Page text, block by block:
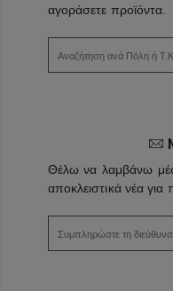
αγοράσετε προϊόντα.
Θέλω να λαμβάνω
αποκλειστικά νέα